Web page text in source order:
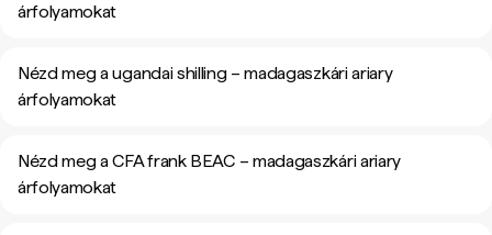
árfolyamokat
Nézd meg a ugandai shilling – madagaszkári ariary
árfolyamokat
Nézd meg a CFA frank BEAC – madagaszkári ariary
árfolyamokat